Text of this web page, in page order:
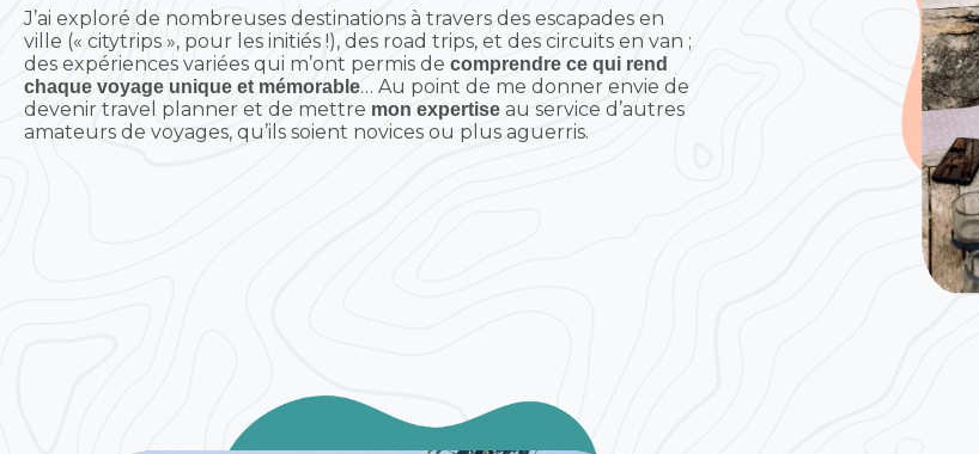
J’ai exploré de nombreuses destinations à travers des escapades en
ville (« citytrips », pour les initiés !), des road trips, et des circuits en van ;
des expériences variées qui m’ont permis de comprendre ce qui rend
chaque voyage unique et mémorable… Au point de me donner envie de
devenir travel planner et de mettre mon expertise au service d’autres
amateurs de voyages, qu’ils soient novices ou plus aguerris.